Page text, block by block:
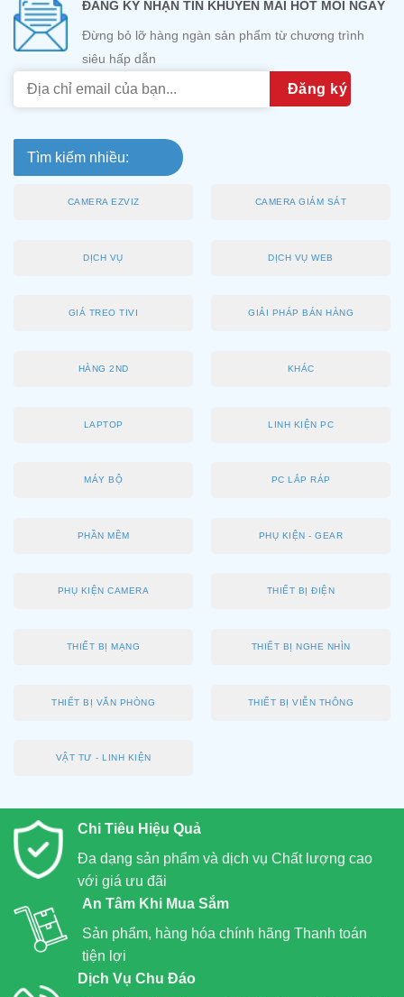
ĐĂNG KÝ NHẬN TIN KHUYẾN MÃI HOT MỖI NGÀY
Đừng bỏ lỡ hàng ngàn sản phẩm từ chương trình
siêu hấp dẫn
Tìm kiếm nhiều:
CAMERA EZVIZ CAMERA GIÁM SÁT
DỊCH VỤ DỊCH VỤ WEB
GIÁ TREO TIVI GIẢI PHÁP BÁN HÀNG
HÀNG 2ND KHÁC
LAPTOP LINH KIỆN PC
MÁY BỘ PC LẮP RÁP
PHẦN MỀM PHỤ KIỆN - GEAR
PHỤ KIỆN CAMERA THIẾT BỊ ĐIỆN
THIẾT BỊ MẠNG THIẾT BỊ NGHE NHÌN
THIẾT BỊ VĂN PHÒNG THIẾT BỊ VIỄN THÔNG
VẬT TƯ - LINH KIỆN
Chi Tiêu Hiệu Quả
Đa dạng sản phẩm và dịch vụ Chất lượng cao
với giá ưu đãi
An Tâm Khi Mua Sắm
Sản phẩm, hàng hóa chính hãng Thanh toán
tiện lợi
Dịch Vụ Chu Đáo